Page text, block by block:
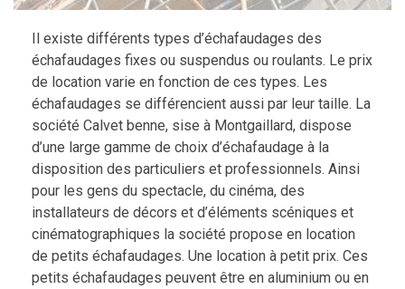
Il existe différents types d’échafaudages des
échafaudages fixes ou suspendus ou roulants. Le prix
de location varie en fonction de ces types. Les
échafaudages se différencient aussi par leur taille. La
société Calvet benne, sise à Montgaillard, dispose
d’une large gamme de choix d’échafaudage à la
disposition des particuliers et professionnels. Ainsi
pour les gens du spectacle, du cinéma, des
installateurs de décors et d’éléments scéniques et
cinématographiques la société propose en location
de petits échafaudages. Une location à petit prix. Ces
petits échafaudages peuvent être en aluminium ou en